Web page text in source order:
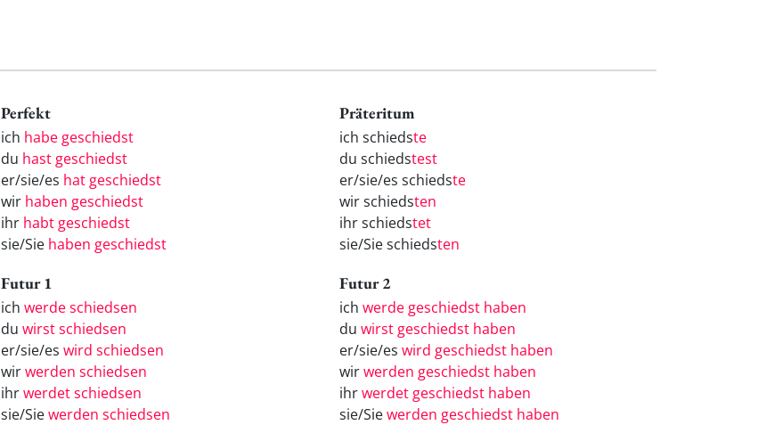
Perfekt
ich habe geschiedst
du hast geschiedst
er/sie/es hat geschiedst
wir haben geschiedst
ihr habt geschiedst
sie/Sie haben geschiedst
Präteritum
ich schiedste
du schiedstest
er/sie/es schiedste
wir schiedsten
ihr schiedstet
sie/Sie schiedsten
Futur 1
ich werde schiedsen
du wirst schiedsen
er/sie/es wird schiedsen
wirwerden schiedsen
ihrwerdet schiedsen
sie/Siewerden schiedsen
Futur 2
ich werde geschiedst haben
du wirst geschiedst haben
er/sie/es wird geschiedst haben
wirwerden geschiedst haben
ihrwerdet geschiedst haben
sie/Siewerden geschiedst haben